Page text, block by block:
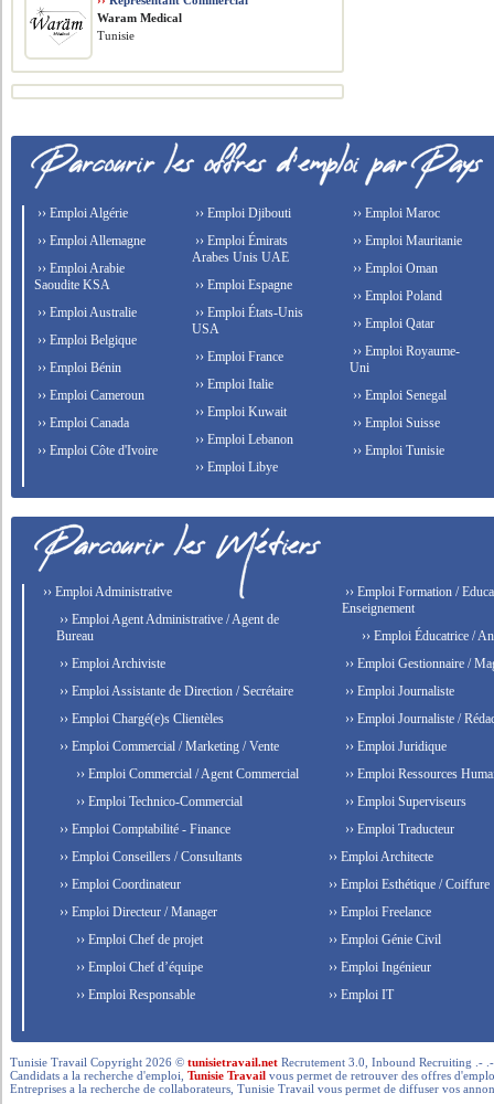
Waram Medical
Tunisie
›› Emploi Algérie
›› Emploi Allemagne
›› Emploi Arabie
Saoudite KSA
›› Emploi Australie
›› Emploi Belgique
›› Emploi Bénin
›› Emploi Cameroun
›› Emploi Canada
›› Emploi Côte d'Ivoire
›› Emploi Djibouti
›› Emploi Émirats
Arabes Unis UAE
›› Emploi Espagne
›› Emploi États-Unis
USA
›› Emploi France
›› Emploi Italie
›› Emploi Kuwait
›› Emploi Lebanon
›› Emploi Libye
›› Emploi Maroc
›› Emploi Mauritanie
›› Emploi Oman
›› Emploi Poland
›› Emploi Qatar
›› Emploi Royaume-
Uni
›› Emploi Senegal
›› Emploi Suisse
›› Emploi Tunisie
›› Emploi Administrative
›› Emploi Agent Administrative / Agent de
Bureau
›› Emploi Archiviste
›› Emploi Assistante de Direction / Secrétaire
›› Emploi Chargé(e)s Clientèles
›› Emploi Commercial / Marketing / Vente
›› Emploi Commercial / Agent Commercial
›› Emploi Technico-Commercial
›› Emploi Comptabilité - Finance
›› Emploi Conseillers / Consultants
›› Emploi Coordinateur
›› Emploi Directeur / Manager
›› Emploi Chef de projet
›› Emploi Chef d’équipe
›› Emploi Responsable
›› Emploi Formation /
Enseignement
›› Emploi Éducatrice /
›› Emploi Gestionnaire /
›› Emploi Journaliste
›› Emploi Journaliste /
›› Emploi Juridique
›› Emploi Ressources
›› Emploi Superviseurs
›› Emploi Traducteur
›› Emploi Architecte
›› Emploi Esthétique / Coiffure
›› Emploi Freelance
›› Emploi Génie Civil
›› Emploi Ingénieur
›› Emploi IT
Tunisie Travail Copyright 2026 ©tunisietravail.net Recrutement 3.0, Inbound Recruiting .-
Candidats a la recherche d'emploi,Tunisie Travail vous permet de retrouver des offres
Entreprises a la recherche de collaborateurs, Tunisie Travail vous permet de diffuser vos